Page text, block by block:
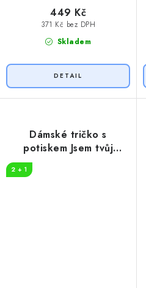
Skladem
371 Kč bez DPH
449 Kč
Dámské tričko s
potiskem Jsem tvůj
2 + 1